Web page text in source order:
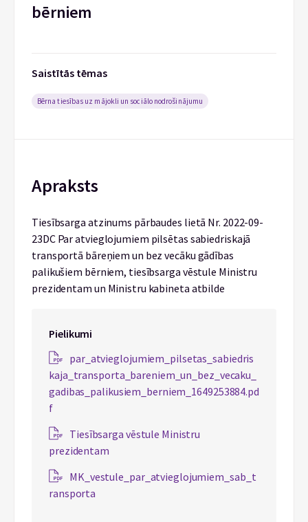
bērniem
Saistītās tēmas
Bērna tiesības uz mājokli un sociālo nodrošinājumu
Apraksts
Tiesībsarga atzinums pārbaudes lietā Nr. 2022-09-
23DC Par atvieglojumiem pilsētas sabiedriskajā
transportā bāreņiem un bez vecāku gādības
palikušiem bērniem, tiesībsarga vēstule Ministru
prezidentam un Ministru kabineta atbilde
Pielikumi
par_atvieglojumiem_pilsetas_sabiedris
kaja_transporta_bareniem_un_bez_vecaku_
gadibas_palikusiem_berniem_1649253884.pd
f
Tiesībsarga vēstule Ministru
prezidentam
MK_vestule_par_atvieglojumiem_sab_t
ransporta